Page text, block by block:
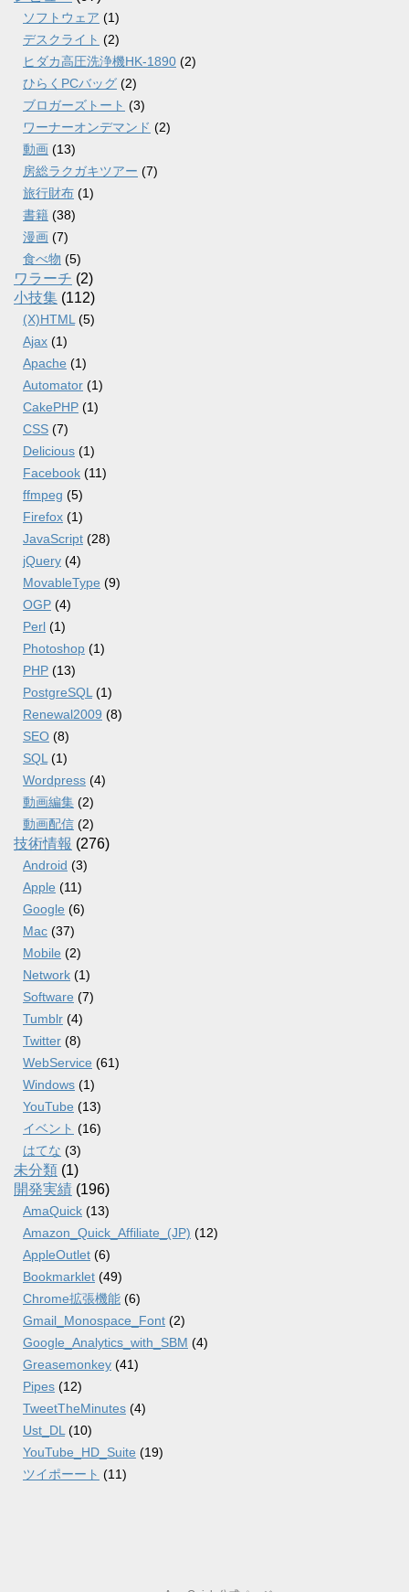
ソフトウェア (1)
デスクライト (2)
ヒダカ高圧洗浄機HK-1890 (2)
ひらくPCバッグ (2)
ブロガーズトート (3)
ワーナーオンデマンド (2)
動画 (13)
房総ラクガキツアー (7)
旅行財布 (1)
書籍 (38)
漫画 (7)
食べ物 (5)
ワラーチ (2)
小技集 (112)
(X)HTML (5)
Ajax (1)
Apache (1)
Automator (1)
CakePHP (1)
CSS (7)
Delicious (1)
Facebook (11)
ffmpeg (5)
Firefox (1)
JavaScript (28)
jQuery (4)
MovableType (9)
OGP (4)
Perl (1)
Photoshop (1)
PHP (13)
PostgreSQL (1)
Renewal2009 (8)
SEO (8)
SQL (1)
Wordpress (4)
動画編集 (2)
動画配信 (2)
技術情報 (276)
Android (3)
Apple (11)
Google (6)
Mac (37)
Mobile (2)
Network (1)
Software (7)
Tumblr (4)
Twitter (8)
WebService (61)
Windows (1)
YouTube (13)
イベント (16)
はてな (3)
未分類 (1)
開発実績 (196)
AmaQuick (13)
Amazon_Quick_Affiliate_(JP) (12)
AppleOutlet (6)
Bookmarklet (49)
Chrome拡張機能 (6)
Gmail_Monospace_Font (2)
Google_Analytics_with_SBM (4)
Greasemonkey (41)
Pipes (12)
TweetTheMinutes (4)
Ust_DL (10)
YouTube_HD_Suite (19)
ツイポーート (11)